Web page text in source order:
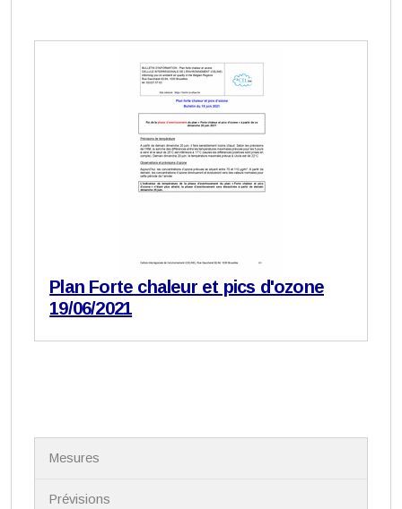
Plan Forte chaleur et pics d'ozone
19/06/2021
Mesures
Prévisions